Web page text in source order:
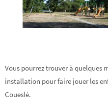
Vous pourrez trouver à quelques
installation pour faire jouer les
Coueslé.